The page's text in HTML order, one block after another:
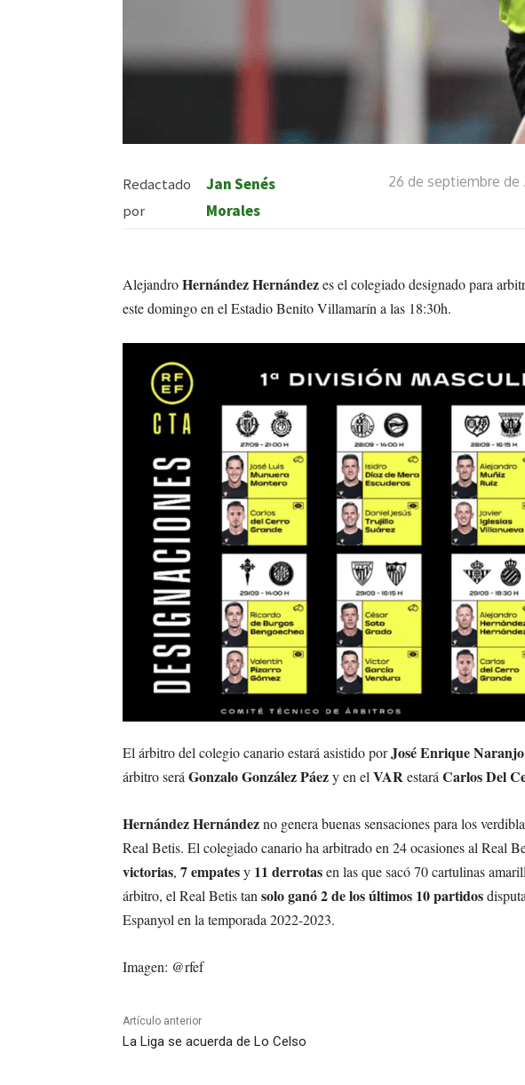
Redactado
por
Jan Senés
Morales
26 de septiembre de
AlejandroHernández Hernándezes el colegiado designado para
este domingo en el Estadio Benito Villamarín a las 18:30h.
El árbitro del colegio canario estará asistido porJosé Enrique
árbitro será Gonzalo González Páezy en el VARestará Carlos Del
Hernández Hernándezno genera buenas sensaciones para los
Real Betis. El colegiado canario ha arbitrado en 24 ocasiones al Real
victorias, 7 empatesy 11 derrotasen las que sacó 70 cartulinas
árbitro, el Real Betis tan solo ganó 2 de los últimos 10 partidos
Espanyol en la temporada 2022-2023.
Imagen: @rfef
Artículo anterior
La Liga se acuerda de Lo Celso